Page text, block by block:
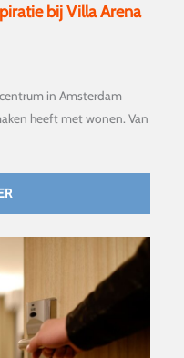
bij Villa Arena
in Amsterdam
heeft met wonen. Van